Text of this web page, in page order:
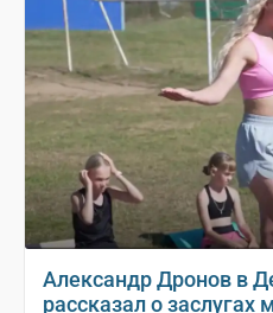
Александр Дронов в
рассказал о заслугах